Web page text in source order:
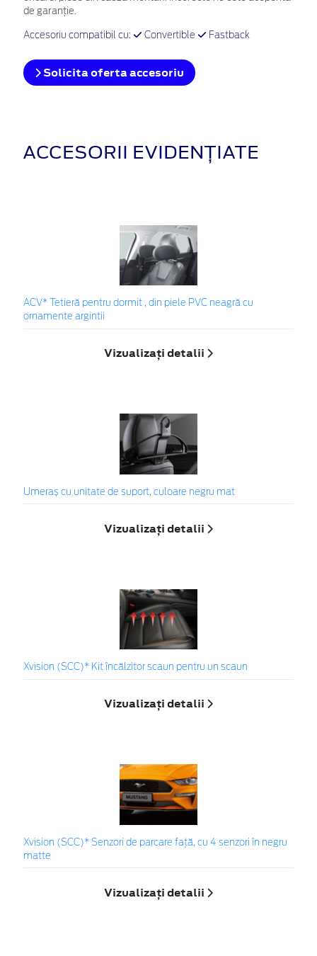
de garanţie.
Accesoriu compatibil cu: Convertible Fastback
Solicita oferta accesoriu
ACCESORII EVIDENȚIATE
ACV* Tetieră pentru dormit , din piele PVC neagră cu
ornamente argintii
Vizualizați detalii
Umeraș cu unitate de suport, culoare negru mat
Vizualizați detalii
Xvision (SCC)* Kit încălzitor scaun pentru un scaun
Vizualizați detalii
Xvision (SCC)* Senzori de parcare faţă, cu 4 senzori în negru
matte
Vizualizați detalii